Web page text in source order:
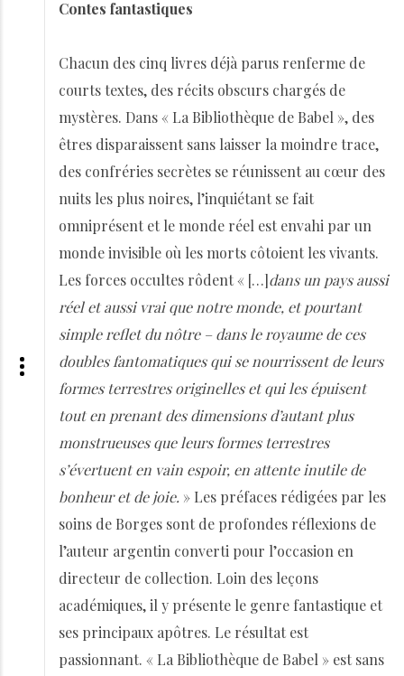
Contes fantastiques
Chacun des cinq livres déjà parus renferme de
courts textes, des récits obscurs chargés de
mystères. Dans « La Bibliothèque de Babel », des
êtres disparaissent sans laisser la moindre trace,
des confréries secrètes se réunissent au cœur des
nuits les plus noires, l’inquiétant se fait
omniprésent et le monde réel est envahi par un
monde invisible où les morts côtoient les vivants.
Les forces occultes rôdent « […]dans un pays aussi
réel et aussi vrai que notre monde, et pourtant
simple reflet du nôtre – dans le royaume de ces
doubles fantomatiques qui se nourrissent de leurs
formes terrestres originelles et qui les épuisent
tout en prenant des dimensions d’autant plus
monstrueuses que leurs formes terrestres
s’évertuent en vain espoir, en attente inutile de
bonheur et de joie. » Les préfaces rédigées par les
soins de Borges sont de profondes réflexions de
l’auteur argentin converti pour l’occasion en
directeur de collection. Loin des leçons
académiques, il y présente le genre fantastique et
ses principaux apôtres. Le résultat est
passionnant. « La Bibliothèque de Babel » est sans